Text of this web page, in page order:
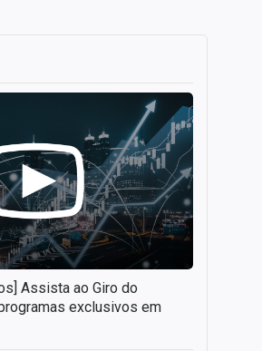
Assista ao Giro do
exclusivos em